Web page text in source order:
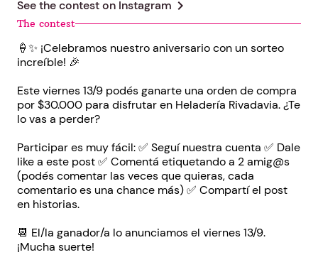
See the contest on Instagram chevron_right
The contest
🍦✨ ¡Celebramos nuestro aniversario con un sorteo
increíble! 🎉
Este viernes 13/9 podés ganarte una orden de compra
por $30.000 para disfrutar en Heladería Rivadavia. ¿Te
lo vas a perder?
Participar es muy fácil: ✅ Seguí nuestra cuenta ✅ Dale
like a este post ✅ Comentá etiquetando a 2 amig@s
(podés comentar las veces que quieras, cada
comentario es una chance más) ✅ Compartí el post
en historias.
📆 El/la ganador/a lo anunciamos el viernes 13/9.
¡Mucha suerte!